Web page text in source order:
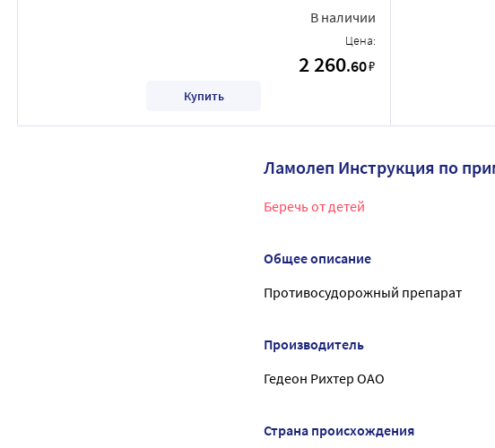
В наличии
Цена:
2 260.60₽
Купить
Ламолеп Инструкция по
Беречь от детей
Общее описание
Противосудорожный препарат
Производитель
Гедеон Рихтер ОАО
Страна происхождения